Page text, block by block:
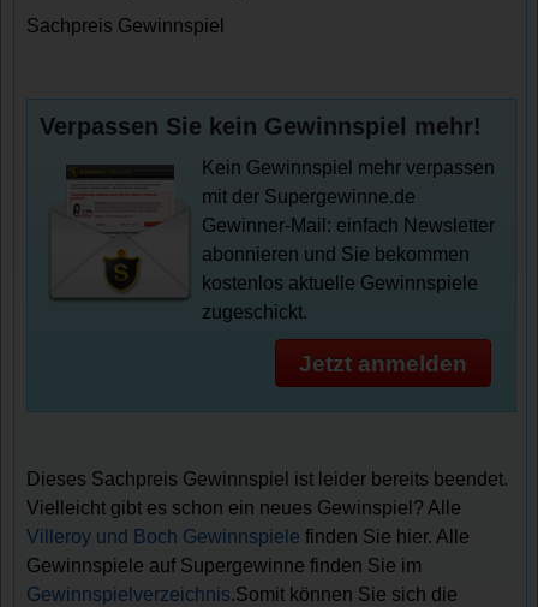
Sachpreis Gewinnspiel
Verpassen Sie kein Gewinnspiel mehr!
Kein Gewinnspiel mehr verpassen
mit der Supergewinne.de
Gewinner-Mail: einfach Newsletter
abonnieren und Sie bekommen
kostenlos aktuelle Gewinnspiele
zugeschickt.
Jetzt anmelden
Dieses Sachpreis Gewinnspiel ist leider bereits beendet.
Vielleicht gibt es schon ein neues Gewinspiel? Alle
Villeroy und Boch Gewinnspiele finden Sie hier. Alle
Gewinnspiele auf Supergewinne finden Sie im
Gewinnspielverzeichnis.Somit können Sie sich die